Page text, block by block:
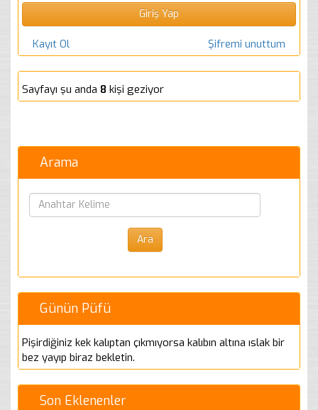
Kayıt Ol Şifremi unuttum
Sayfayı şu anda 8 kişi geziyor
Arama
Günün Püfü
Pişirdiğiniz kek kalıptan çıkmıyorsa kalıbın altına ıslak bir
bez yayıp biraz bekletin.
Son Eklenenler